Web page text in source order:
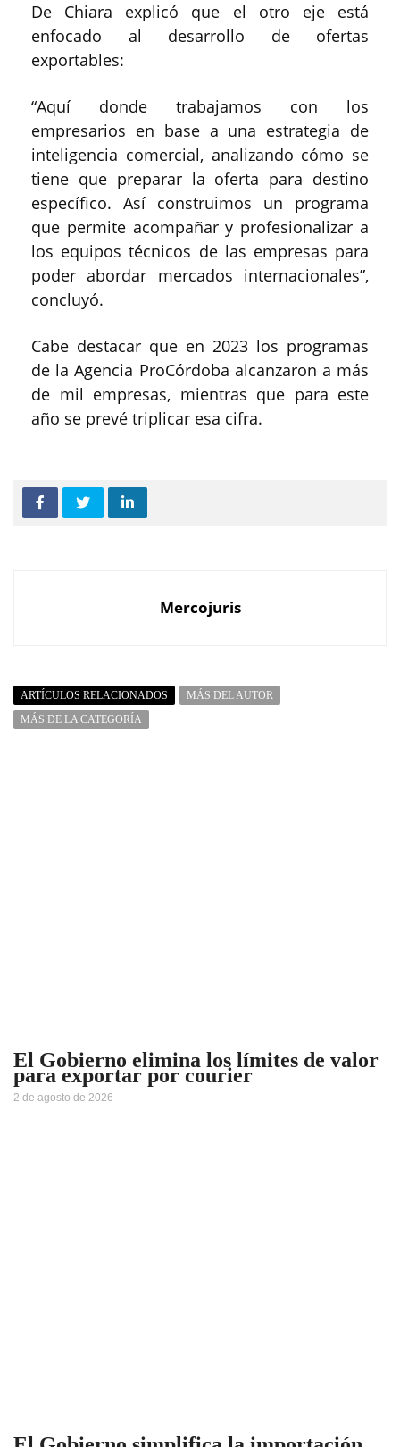
De Chiara explicó que el otro eje está
enfocado al desarrollo de ofertas
exportables:
“Aquí donde trabajamos con los
empresarios en base a una estrategia de
inteligencia comercial, analizando cómo se
tiene que preparar la oferta para destino
específico. Así construimos un programa
que permite acompañar y profesionalizar a
los equipos técnicos de las empresas para
poder abordar mercados internacionales”,
concluyó.
Cabe destacar que en 2023 los programas
de la Agencia ProCórdoba alcanzaron a más
de mil empresas, mientras que para este
año se prevé triplicar esa cifra.
Mercojuris
ARTÍCULOS RELACIONADOS
MÁS DEL AUTOR
MÁS DE LA CATEGORÍA
El Gobierno elimina los límites de valor
para exportar por courier
2 de agosto de 2026